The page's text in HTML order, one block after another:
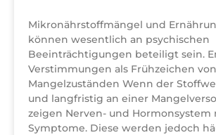
Mikronährstoffmängel und
können wesentlich an psychischen
Beeinträchtigungen beteiligt sein.
Verstimmungen als Frühzeichen von
Mangelzuständen Wenn der
und langfristig an einer
zeigen Nerven- und Hormonsystem
Symptome. Diese werden jedoch